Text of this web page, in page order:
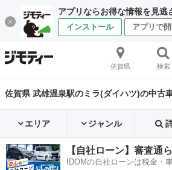
アプリならお得な情報を見逃
インストール アプリで開
佐賀県 検索
佐賀県 武雄温泉駅のミラ(ダイハツ)の中古
エリア ジャンル
【自社ローン】審査通
IDOMの自社ローンは税金・